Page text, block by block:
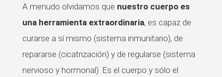
A menudo olvidamos que nuestro cuerpo es
una herramienta extraordinaria, es capaz de
curarse a sí mismo (sistema inmunitario), de
repararse (cicatrización) y de regularse (sistema
nervioso y hormonal). Es el cuerpo y sólo el